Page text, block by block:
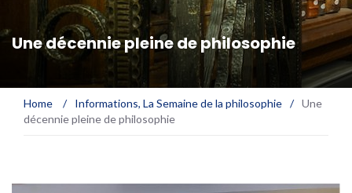
Une décennie pleine de philosophie
Home / Informations, La Semaine de la philosophie / Une
décennie pleine de philosophie